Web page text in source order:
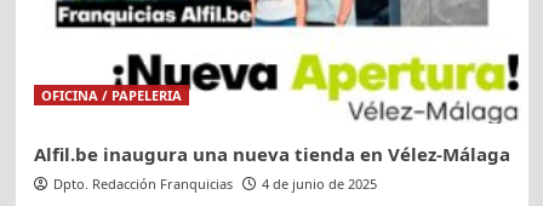
OFICINA / PAPELERIA
Alfil.be inaugura una nueva tienda en Vélez-Málaga
Dpto. Redacción Franquicias 4 de junio de 2025